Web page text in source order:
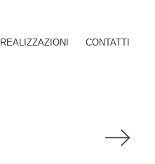
REALIZZAZIONI CONTATTI